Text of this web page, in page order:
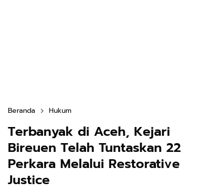
Beranda Hukum
Terbanyak di Aceh, Kejari
Bireuen Telah Tuntaskan 22
Perkara Melalui Restorative
Justice